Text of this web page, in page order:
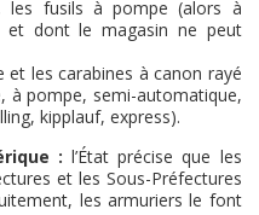
les fusils à pompe (alors à
dont le magasin ne peut
et les carabines à canon rayé
à pompe, semi-automatique,
kipplauf, express).
:l’État précise que les
et les Sous-Préfectures
les armuriers le font